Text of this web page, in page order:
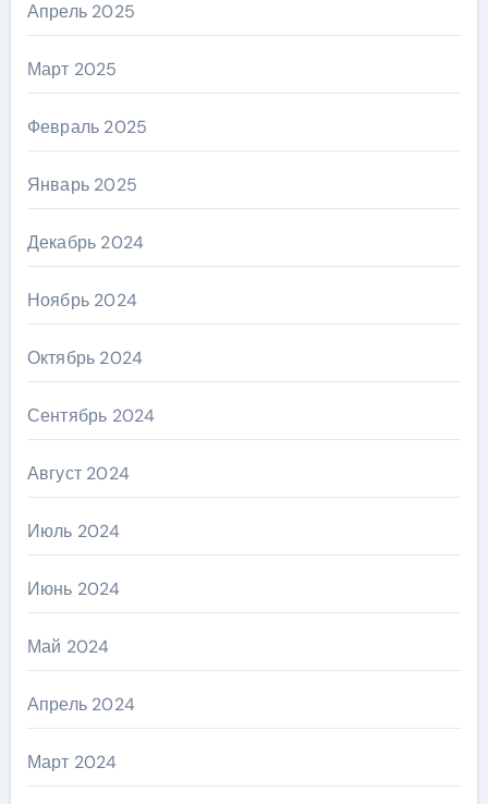
Апрель 2025
Март 2025
Февраль 2025
Январь 2025
Декабрь 2024
Ноябрь 2024
Октябрь 2024
Сентябрь 2024
Август 2024
Июль 2024
Июнь 2024
Май 2024
Апрель 2024
Март 2024